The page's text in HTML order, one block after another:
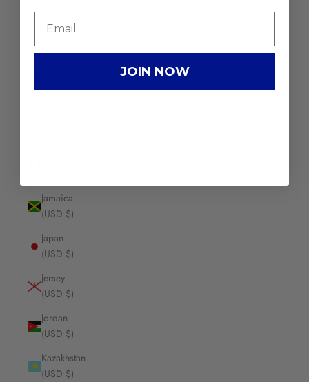
Ireland
(USD $)
Jamaica
(USD $)
Japan
(USD $)
Jersey
(USD $)
Jordan
(USD $)
Kazakhstan
(USD $)
JOIN NOW